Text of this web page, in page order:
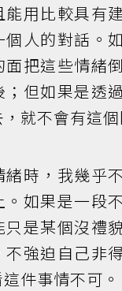
用比較具有
個人的對話。
把這些情緒
；但如果是透
就不會有這個
時，我幾乎
如果是一段
是某個沒禮
強迫自己非
件事情不可。